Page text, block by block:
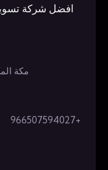
مكة
+966507594027